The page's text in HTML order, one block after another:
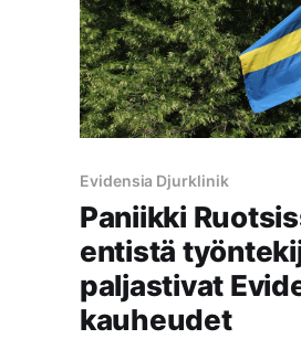
Evidensia Djurklinik
Paniikki
entistä
paljastivat
kauheudet